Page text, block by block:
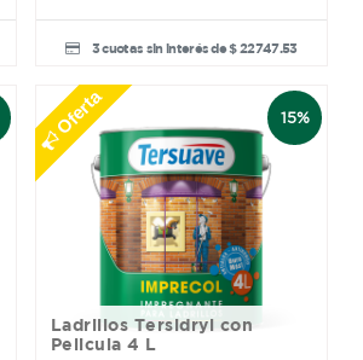
3 cuotas sin interés de $ 22747.53
15%
Oferta
Ladrillos Tersidryl con
Pelicula 4 L